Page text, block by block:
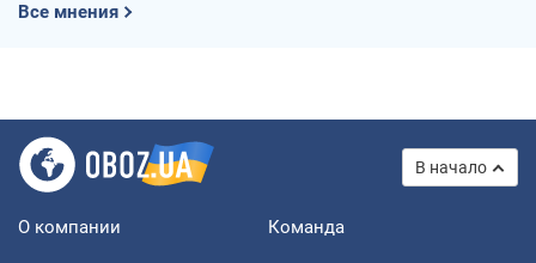
Все мнения
В начало
О компании Команда